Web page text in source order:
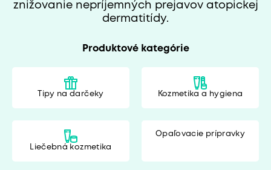
znižovanie nepríjemných prejavov atopickej
dermatitídy.
Produktové kategórie
Tipy na darčeky Kozmetika a hygiena
Liečebná kozmetika
Opaľovacie prípravky